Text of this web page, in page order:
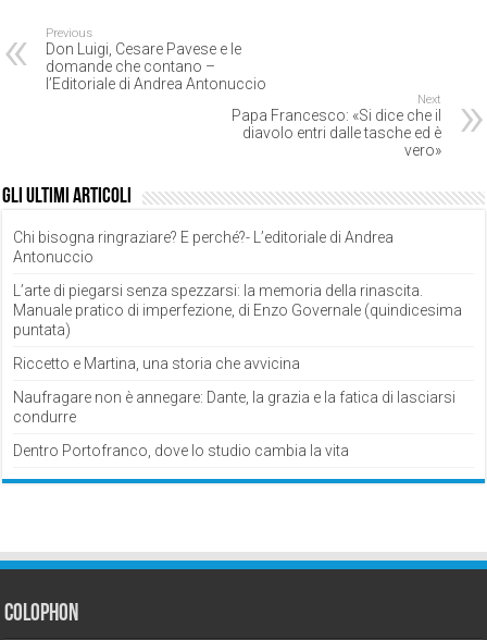
Previous
Don Luigi, Cesare Pavese e le
domande che contano –
l’Editoriale di Andrea Antonuccio
Next
Papa Francesco: «Si dice che il
diavolo entri dalle tasche ed è
vero»
Gli ultimi articoli
Chi bisogna ringraziare? E perché?- L’editoriale di Andrea
Antonuccio
L’arte di piegarsi senza spezzarsi: la memoria della rinascita.
Manuale pratico di imperfezione, di Enzo Governale (quindicesima
puntata)
Riccetto e Martina, una storia che avvicina
Naufragare non è annegare: Dante, la grazia e la fatica di lasciarsi
condurre
Dentro Portofranco, dove lo studio cambia la vita
Colophon